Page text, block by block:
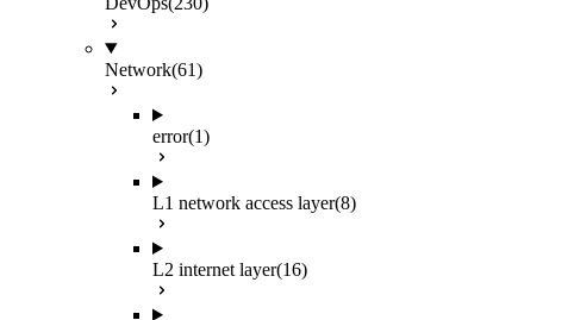
Network(61)
error(1)
L1 network access layer(8)
L2 internet layer(16)